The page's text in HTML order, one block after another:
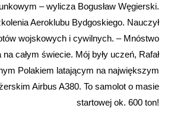
– wylicza Bogusław Węgierski.
Aeroklubu Bydgoskiego. Nauczył
wojskowych i cywilnych. – Mnóstwo
całym świecie. Mój były uczeń, Rafał
Polakiem latającym na największym
Airbus A380. To samolot o masie
startowej ok. 600 ton!